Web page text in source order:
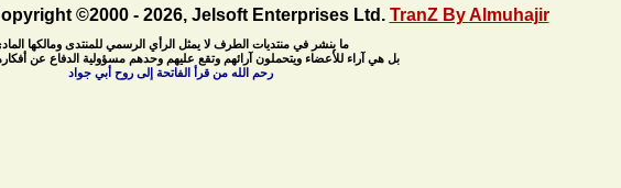
©2000 - 2026, Jelsoft Enterprises Ltd. TranZ By Almuhajir
ما ينشر في منتديات الطرف لا يمثل الرأي الرسمي للمنتدى ومالكها
بل هي آراء للأعضاء ويتحملون آرائهم وتقع عليهم وحدهم مسؤولية الدفاع عن
رحم الله من قرأ الفاتحة إلى روح أبي جواد